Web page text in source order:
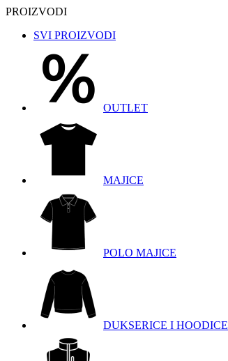
PROIZVODI
SVI PROIZVODI
OUTLET
MAJICE
POLO MAJICE
DUKSERICE I HOODICE